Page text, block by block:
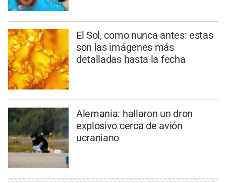
El Sol, como nunca antes: estas
son las imágenes más
detalladas hasta la fecha
Alemania: hallaron un dron
explosivo cerca de avión
ucraniano